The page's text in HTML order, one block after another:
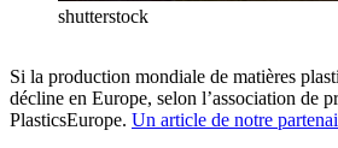
shutterstock
Si la production mondiale de matières
décline en Europe, selon l’association de
PlasticsEurope. Un article de notre